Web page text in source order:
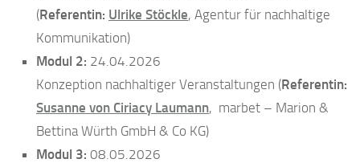
(Referentin: Ulrike Stöckle, Agentur für nachhaltige
Kommunikation)
Modul 2: 24.04.2026
Konzeption nachhaltiger Veranstaltungen (Referentin:
Susanne von Ciriacy Laumann, marbet – Marion &
Bettina Würth GmbH & Co KG)
Modul 3: 08.05.2026